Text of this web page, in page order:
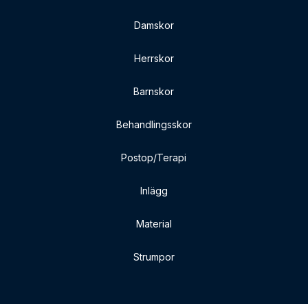
Damskor
Herrskor
Barnskor
Behandlingsskor
Postop/Terapi
Inlägg
Material
Strumpor